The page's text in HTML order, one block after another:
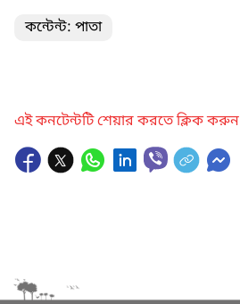
কন্টেন্ট: পাতা
এই কনটেন্টটি শেয়ার করতে ক্লিক করুন